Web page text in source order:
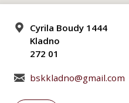
Cyrila Boudy 1444
Kladno
272 01
bskkladno@gmail.com